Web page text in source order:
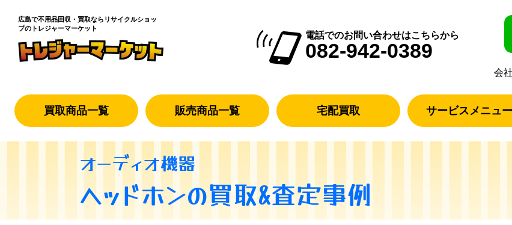
広島で不用品回収・買取なら リサイクルショッ
プのトレジャーマーケット
電話でのお問い合わせはこちらから
082-942-0389
会
買取商品一覧 販売商品一覧 宅配買取 サービスメニュー
オーディオ機器
ヘッドホンの買取&査定事例